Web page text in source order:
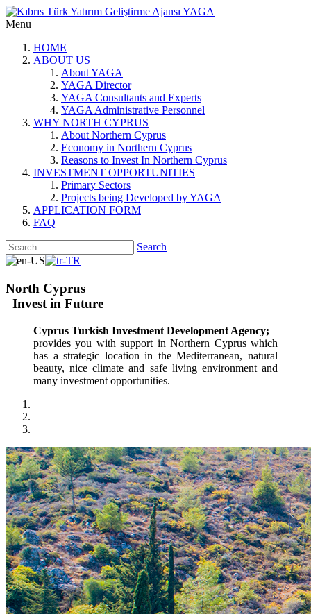
Menu
HOME
ABOUT US
About YAGA
YAGA Director
YAGA Consultants and Experts
YAGA Administrative Personnel
WHY NORTH CYPRUS
About Northern Cyprus
Economy in Northern Cyprus
Reasons to Invest In Northern Cyprus
INVESTMENT OPPORTUNITIES
Primary Sectors
Projects being Developed by YAGA
APPLICATION FORM
FAQ
Search
North Cyprus
Invest in Future
Cyprus Turkish Investment Development Agency;
provides you with support in Northern Cyprus which
has a strategic location in the Mediterranean, natural
beauty, nice climate and safe living environment and
many investment opportunities.